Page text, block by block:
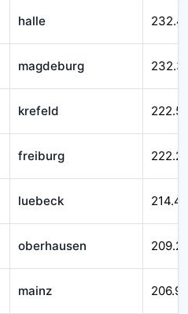
halle
magdeburg
krefeld
freiburg
luebeck
oberhausen
mainz